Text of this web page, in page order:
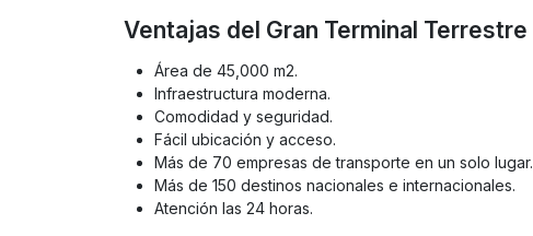
Ventajas del Gran Terminal Terrestre
Área de 45,000 m2.
Infraestructura moderna.
Comodidad y seguridad.
Fácil ubicación y acceso.
Más de 70 empresas de transporte en un solo lugar.
Más de 150 destinos nacionales e internacionales.
Atención las 24 horas.